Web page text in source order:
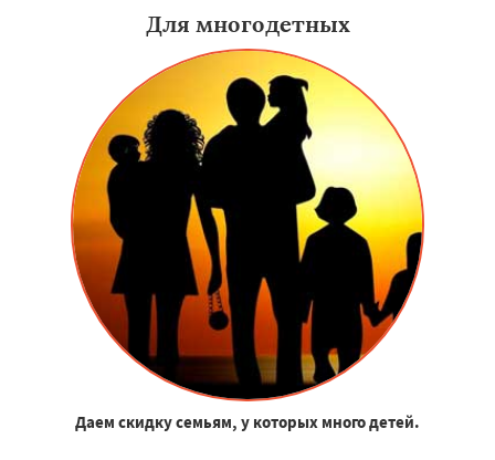
Для многодетных
Даем скидку семьям, у которых много детей.